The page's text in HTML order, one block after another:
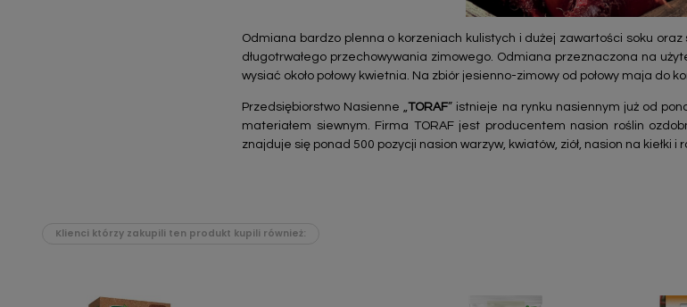
Odmiana bardzo plenna o korzeniach kulistych i dużej zawartości soku
długotrwałego przechowywania zimowego. Odmiana przeznaczona na
wysiać około połowy kwietnia. Na zbiór jesienno-zimowy od połowy maja do
Przedsiębiorstwo Nasienne „TORAF” istnieje na rynku nasiennym już od
materiałem siewnym. Firma TORAF jest producentem nasion roślin
znajduje się ponad 500 pozycji nasion warzyw, kwiatów, ziół, nasion na kiełki i
Klienci którzy zakupili ten produkt kupili również: